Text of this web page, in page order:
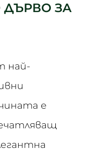
ДЪРВО ЗА
най-
е